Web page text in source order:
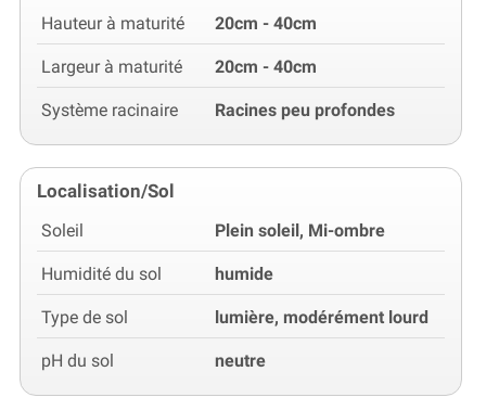
Hauteur à maturité 20cm - 40cm
Largeur à maturité 20cm - 40cm
Système racinaire Racines peu profondes
Localisation/Sol
Soleil Plein soleil, Mi-ombre
Humidité du sol humide
Type de sol lumière, modérément lourd
pH du sol neutre